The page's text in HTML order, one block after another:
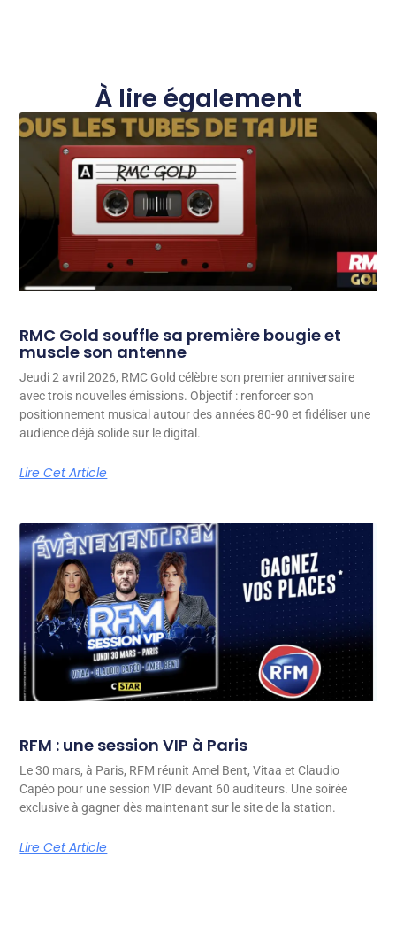
À lire également
RMC Gold souffle sa première bougie et
muscle son antenne
Jeudi 2 avril 2026, RMC Gold célèbre son premier anniversaire
avec trois nouvelles émissions. Objectif : renforcer son
positionnement musical autour des années 80-90 et fidéliser une
audience déjà solide sur le digital.
Lire Cet Article
RFM : une session VIP à Paris
Le 30 mars, à Paris, RFM réunit Amel Bent, Vitaa et Claudio
Capéo pour une session VIP devant 60 auditeurs. Une soirée
exclusive à gagner dès maintenant sur le site de la station.
Lire Cet Article